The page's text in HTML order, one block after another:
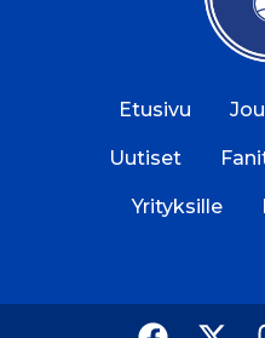
Etusivu
Uutiset
Yrityksille